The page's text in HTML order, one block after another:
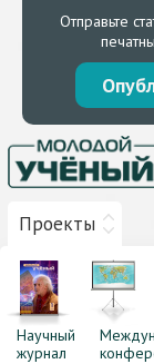
Отправьте
Проекты
Научный
журнал